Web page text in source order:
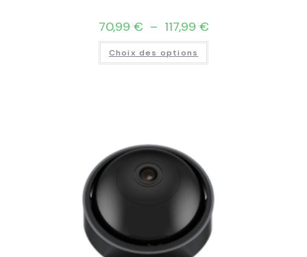
70,99 € – 117,99 €
Choix des options